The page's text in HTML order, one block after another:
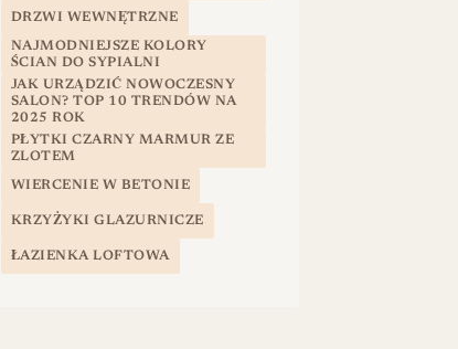
DRZWI WEWNĘTRZNE
NAJMODNIEJSZE KOLORY
ŚCIAN DO SYPIALNI
JAK URZĄDZIĆ NOWOCZESNY
SALON? TOP 10 TRENDÓW NA
2025 ROK
PŁYTKI CZARNY MARMUR ZE
ZLOTEM
WIERCENIE W BETONIE
KRZYŻYKI GLAZURNICZE
ŁAZIENKA LOFTOWA